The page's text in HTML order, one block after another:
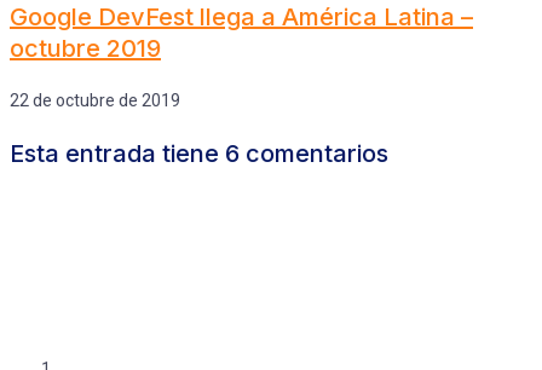
Google DevFest llega a América Latina –
octubre 2019
22 de octubre de 2019
Esta entrada tiene 6 comentarios